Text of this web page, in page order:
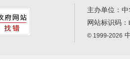
主办单位：
网站标识码：
© 1999-2026